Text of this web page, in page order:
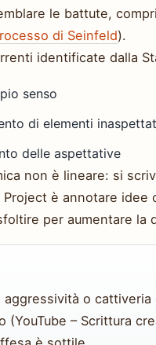
le battute,
di Seinfeld).
identificate dalla
senso
di elementi
delle aspettative
non è lineare: si
è annotare idee
per aumentare la
o
(YouTube – Scrittura